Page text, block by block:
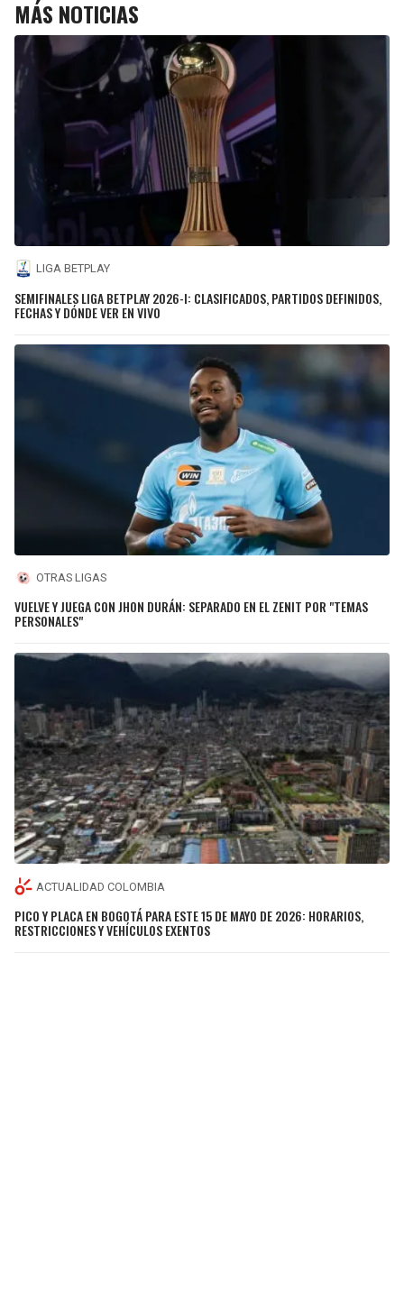
MÁS NOTICIAS
LIGA BETPLAY
SEMIFINALES LIGA BETPLAY 2026-I: CLASIFICADOS, PARTIDOS DEFINIDOS,
FECHAS Y DÓNDE VER EN VIVO
OTRAS LIGAS
VUELVE Y JUEGA CON JHON DURÁN: SEPARADO EN EL ZENIT POR "TEMAS
PERSONALES"
ACTUALIDAD COLOMBIA
PICO Y PLACA EN BOGOTÁ PARA ESTE 15 DE MAYO DE 2026: HORARIOS,
RESTRICCIONES Y VEHÍCULOS EXENTOS